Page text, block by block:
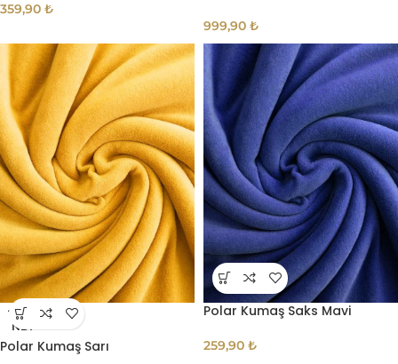
359,90 ₺
999,90 ₺
TÜKE
NDI
Polar Kumaş Sarı
Polar Kumaş Saks Mavi
259,90 ₺